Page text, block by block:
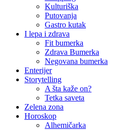
Kulturiška
Putovanja
Gastro kutak
I lepa i zdrava
Fit bumerka
Zdrava Bumerka
Negovana bumerka
Enterijer
Storytelling
A šta kaže on?
Tetka saveta
Zelena zona
Horoskop
Alhemičarka